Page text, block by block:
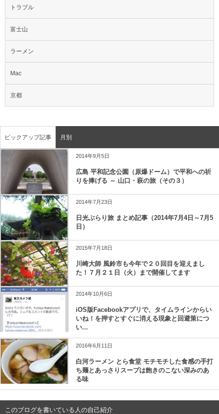
トラブル
富士山
ラーメン
Mac
京都
ピックアップ記事 月別
2014年9月5日
広島 平和記念公園（原爆ドーム）で平和への祈
りを捧げる ～ 山口・萩の旅（その３）
2014年7月23日
日光ぶらり旅 まとめ記事（2014年7月4日～7月5
日）
2015年7月18日
川崎大師 風鈴市も今年で２０回目を迎えまし
た！７月２１日（火）まで開催してます
2014年10月6日
iOS版Facebookアプリで、タイムラインからい
いね！を押すとすぐに消える現象と回避策につ
い...
2016年6月11日
白河ラーメン とら食堂 モチモチした食感の手打
ち麺とあっさりスープは飽きのこない深みのあ
る味
このブログを書いている人の自己紹介